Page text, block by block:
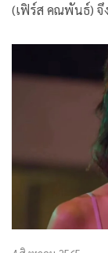
(เฟิร์ส คณพันธ์) จึ
ที่ย้ายมาเรียนที่โ